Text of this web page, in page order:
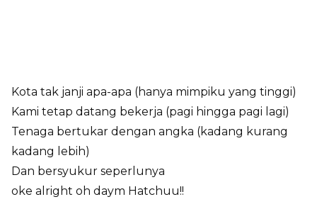
Kota tak janji apa-apa (hanya mimpiku yang tinggi)
Kami tetap datang bekerja (pagi hingga pagi lagi)
Tenaga bertukar dengan angka (kadang kurang
kadang lebih)
Dan bersyukur seperlunya
oke alright oh daym Hatchuu!!